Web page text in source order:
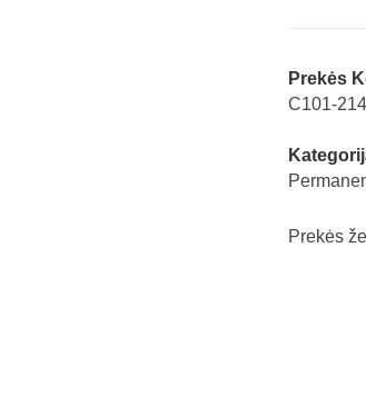
quantity
Prekės
C101-214
Prekės